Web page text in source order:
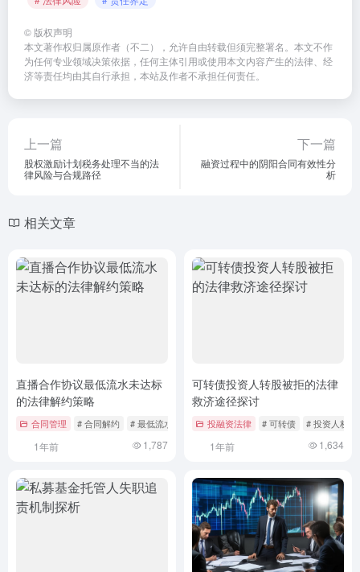
© 版权声明
本文著作权归属原作者（不二），允许自由转载但须完整署名。本文不作
为任何专业领域决策依据，任何主体引用或使用本文内容产生的法律、经
济等责任均由其自行承担，本站及作者不承担任何责任。
上一篇
股权激励计划税务处理不当的法
律风险与合规路径
下一篇
融资过程中的阴阳合同有效性分
析
相关文章
直播合作协议最低流水未达标
的法律解约策略
合同管理 # 合同解约 # 最低流水约定 # 民法典应用
1年前 1,787
可转债投资人转股被拒的法律
救济途径探讨
投融资法律 # 可转债 # 投资人权益
1年前 1,634